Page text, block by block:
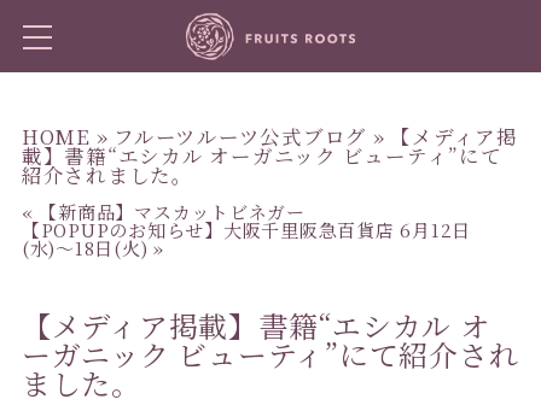
HOME » フルーツルーツ公式ブログ » 【メディア掲
載】書籍“エシカル オーガニック ビューティ”にて
紹介されました。
« 【新商品】マスカットビネガー
【POPUPのお知らせ】大阪千里阪急百貨店 6月12日
(水)〜18日(火)»
【メディア掲載】書籍“エシカル オ
ーガニック ビューティ”にて紹介され
ました。